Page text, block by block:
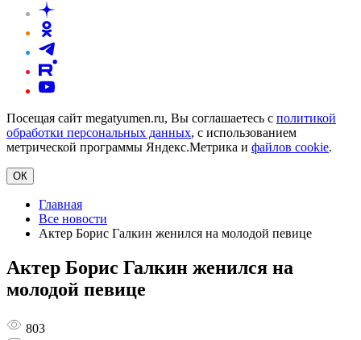
Посещая сайт megatyumen.ru, Вы соглашаетесь с политикой
обработки персональных данных, с использованием
метрической программы Яндекс.Метрика и файлов cookie.
ОК
Главная
Все новости
Актер Борис Галкин женился на молодой певице
Актер Борис Галкин женился на
молодой певице
803